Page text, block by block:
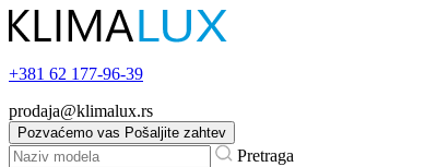
+381 62 177-96-39
prodaja@klimalux.rs
Pozvaćemo vas Pošaljite zahtev
Pretraga